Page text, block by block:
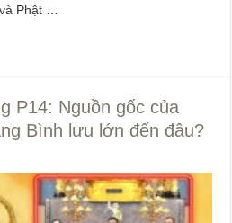
Phật …
P14: Nguồn gốc của
Bình lưu lớn đến đâu?